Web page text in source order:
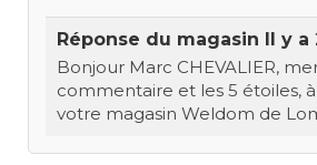
Réponse du magasin Il y a
Bonjour Marc CHEVALIER,
commentaire et les 5 étoiles,
votre magasin Weldom de